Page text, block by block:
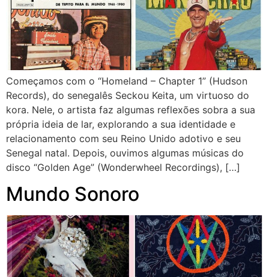
Começamos com o “Homeland – Chapter 1” (Hudson
Records), do senegalês Seckou Keita, um virtuoso do
kora. Nele, o artista faz algumas reflexões sobra a sua
própria ideia de lar, explorando a sua identidade e
relacionamento com seu Reino Unido adotivo e seu
Senegal natal. Depois, ouvimos algumas músicas do
disco “Golden Age” (Wonderwheel Recordings), […]
Mundo Sonoro